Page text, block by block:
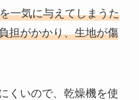
一気に与えてしまうた
担がかかり、生地が傷
くいので、乾燥機を使